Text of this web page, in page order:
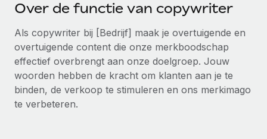
Apparaatbeheer
Lever en track wereldwijd IT-middelen
Entiteiten oprichten
Stel snel compliant entiteiten op
Mobiliteit en overplaatsing
Plaats werknemers moeiteloos over
Global Payroll
EOR en PEO
Contractor Management
Belastingen
Naar de blog
Over de functie van copywriter
Als copywriter bij [Bedrijf] maak je overtuigende en
overtuigende content die onze merkboodschap
effectief overbrengt aan onze doelgroep. Jouw
woorden hebben de kracht om klanten aan je te
binden, de verkoop te stimuleren en ons merkimago
te verbeteren.